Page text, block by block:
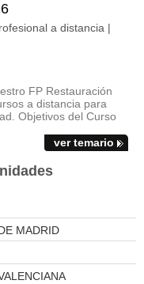
a distancia |
FP Restauración
a distancia para
Objetivos del Curso
ver temario
MADRID